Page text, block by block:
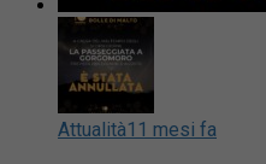
Attualità11 mesi fa